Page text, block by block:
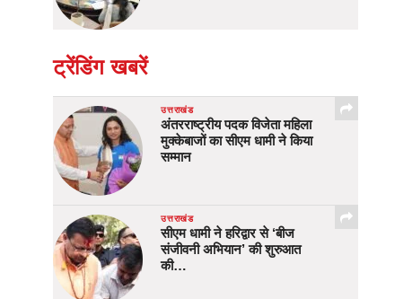
ट्रेंडिंग खबरें
उत्तराखंड
अंतरराष्ट्रीय पदक विजेता महिला
मुक्केबाजों का सीएम धामी ने किया
सम्मान
उत्तराखंड
सीएम धामी ने हरिद्वार से ‘बीज
संजीवनी अभियान’ की शुरुआत
की…